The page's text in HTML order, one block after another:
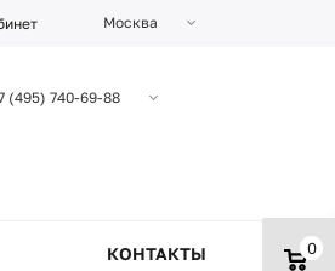
Москва
(495) 740-69-88
0
КОНТАКТЫ